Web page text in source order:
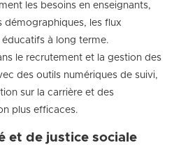
les besoins en enseignants,
démographiques, les flux
à long terme.
le recrutement et la gestion des
des outils numériques de suivi,
sur la carrière et des
plus efficaces.
et de justice sociale